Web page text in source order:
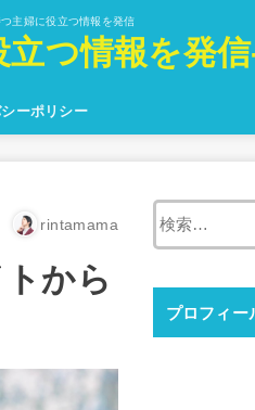
主婦に役立つ情報を発信
つ情報を発
ーポリシー
rintamama
から
プロフィー